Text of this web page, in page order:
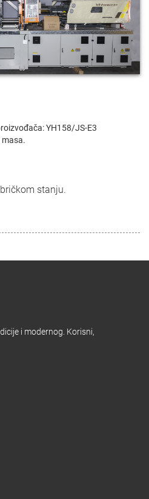
YH158/JS-E3
stanju.
i modernog. Korisni,